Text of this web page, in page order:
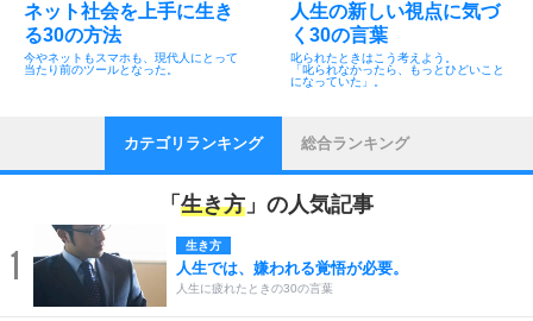
ネット社会を上手に生き
る30の方法
今やネットもスマホも、現代人にとって
当たり前のツールとなった。
人生の新しい視点に気づ
く30の言葉
叱られたときはこう考えよう。
「叱られなかったら、もっとひどいこと
になっていた」。
カテゴリランキング 総合ランキング
「 生き方 」の人気記事
1 生き方
人生では、嫌われる覚悟が必要。
人生に疲れたときの30の言葉